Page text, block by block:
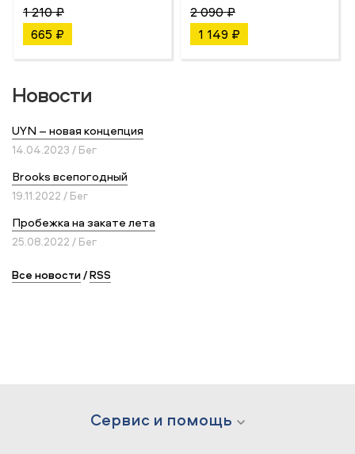
1 210 ₽
665 ₽
2 090 ₽
1 149 ₽
Новости
UYN – новая концепция
14.04.2023 / Бег
Brooks всепогодный
19.11.2022 / Бег
Пробежка на закате лета
25.08.2022 / Бег
Все новости/RSS
Сервис и помощь